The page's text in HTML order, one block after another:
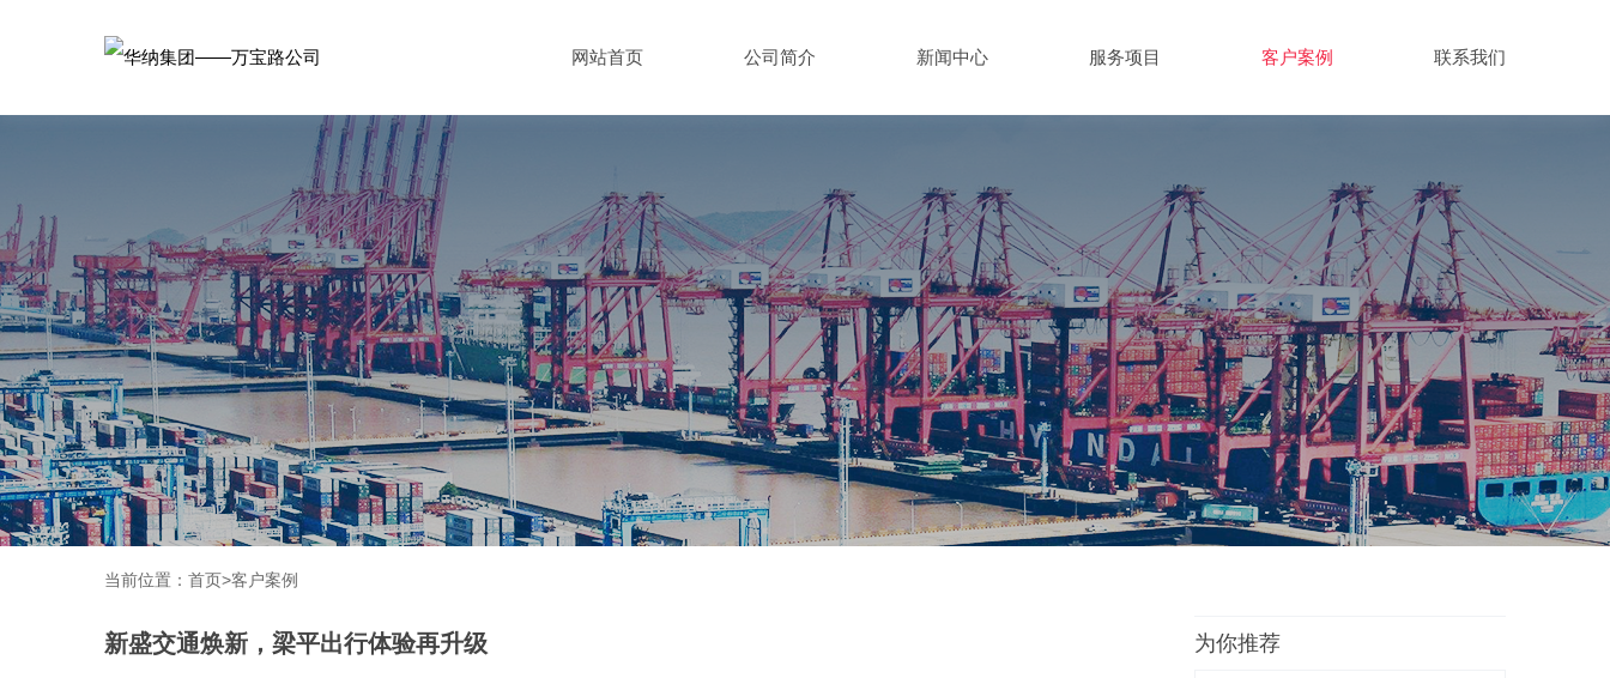
网站首页 公司简介 新闻中心 服务项目 客户案例 联系我们
当前位置： 首页>客户案例
为你推荐
新盛交通焕新，梁平出行体验再升级